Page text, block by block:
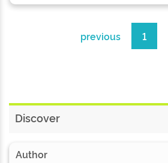
previous 1
Discover
Author